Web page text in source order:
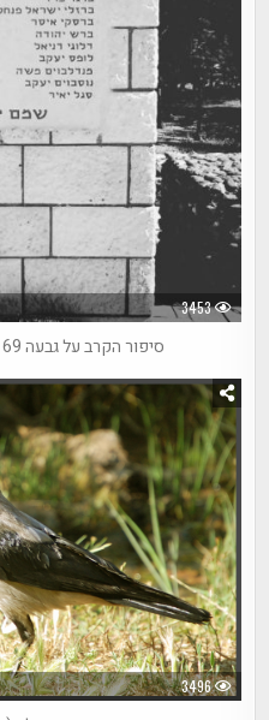
3453
סיפור הקרב על גבעה 69 (גבעת שלושת המגדלים)
3496